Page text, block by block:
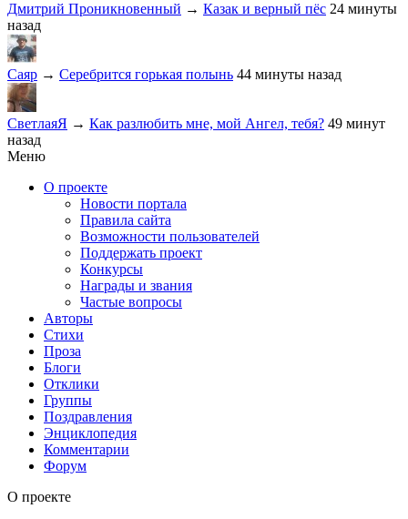
Дмитрий Проникновенный → Казак и верный пёс 24 минуты
назад
Саяр → Серебрится горькая полынь 44 минуты назад
СветлаяЯ → Как разлюбить мне, мой Ангел, тебя? 49 минут
назад
Меню
О проекте
Новости портала
Правила сайта
Возможности пользователей
Поддержать проект
Конкурсы
Награды и звания
Частые вопросы
Авторы
Стихи
Проза
Блоги
Отклики
Группы
Поздравления
Энциклопедия
Комментарии
Форум
О проекте